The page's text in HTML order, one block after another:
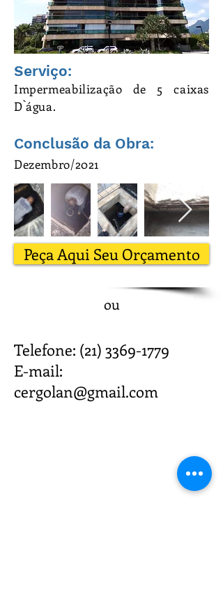
Serviço:
Impermeabilização de 5 caixas
D`água.
Conclusão da Obra:
Dezembro/2021
Peça Aqui Seu Orçamento
ou
Telefone: (21) 3369-1779
E-mail:
cergolan@gmail.com
Estrada Benvindo de Novaes,